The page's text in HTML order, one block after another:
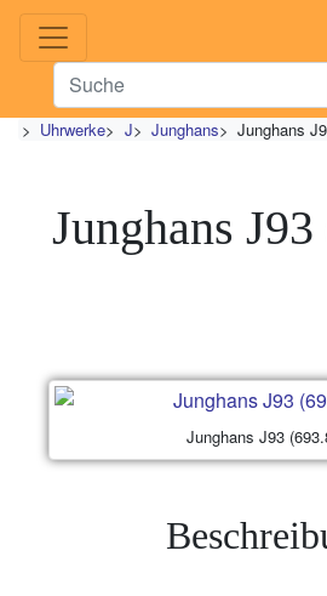
> Uhrwerke> J> Junghans> Junghans
Junghans
Junghans J93